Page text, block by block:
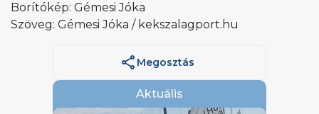
Borítókép: Gémesi Jóka
Szöveg: Gémesi Jóka / kekszalagport.hu
share Megosztás
Aktuális